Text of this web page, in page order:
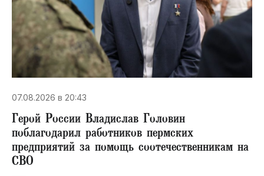
07.08.2026 в 20:43
Герой России Владислав Головин
поблагодарил работников пермских
предприятий за помощь соотечественникам на
СВО